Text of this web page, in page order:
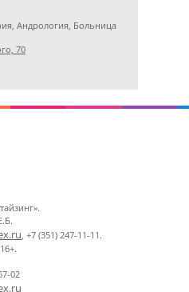
Андрология, Больница
70
, +7 (351) 247-11-11.
02